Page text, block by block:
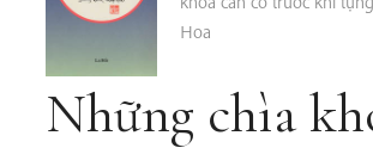
Hoa
Những chìa